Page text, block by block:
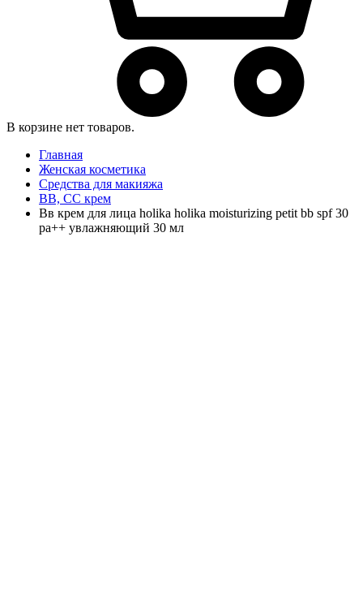
В корзине нет товаров.
Главная
Женская косметика
Средства для макияжа
BB, CC крем
Вв крем для лица holika holika moisturizing petit bb spf 30
pa++ увлажняющий 30 мл